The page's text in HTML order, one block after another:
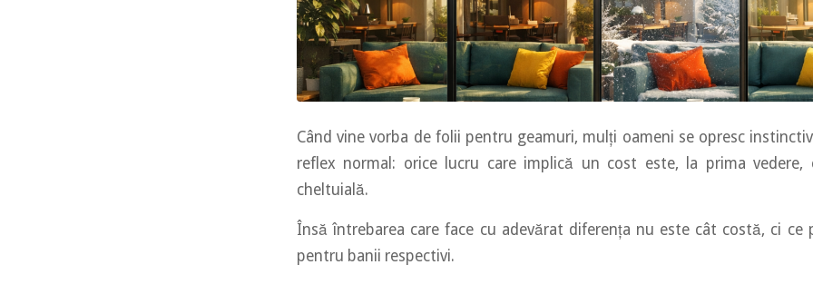
Când vine vorba de folii pentru geamuri, mulți oameni se opresc
reflex normal: orice lucru care implică un cost este, la prima vedere,
cheltuială.
Însă întrebarea care face cu adevărat diferența nu este cât costă, ci
pentru banii respectivi.